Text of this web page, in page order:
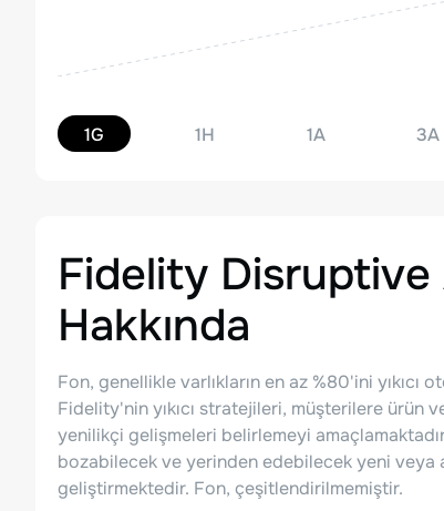
1G 1H 1A 3A
Fidelity
Hakkında
Fon, genellikle varlıkların en az %80'ini yıkıcı
Fidelity'nin yıkıcı stratejileri, müşterilere ürün
yenilikçi gelişmeleri belirlemeyi
bozabilecek ve yerinden edebilecek yeni veya
geliştirmektedir. Fon, çeşitlendirilmemiştir.